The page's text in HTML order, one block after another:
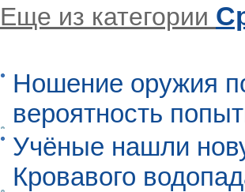
Еще из категории
Ношение оружия
вероятность
Учёные нашли
Кровавого